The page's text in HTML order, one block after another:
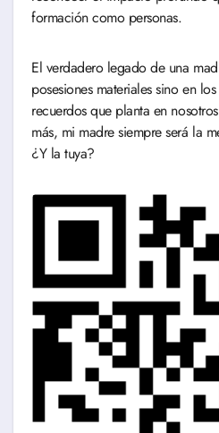
formación como personas.
El verdadero legado de una
posesiones materiales sino en
recuerdos que planta en
más, mi madre siempre será la
¿Y la tuya?